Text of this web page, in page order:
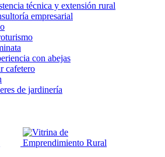
técnica y extensión rural
empresarial
con abejas
cafetero
de jardinería